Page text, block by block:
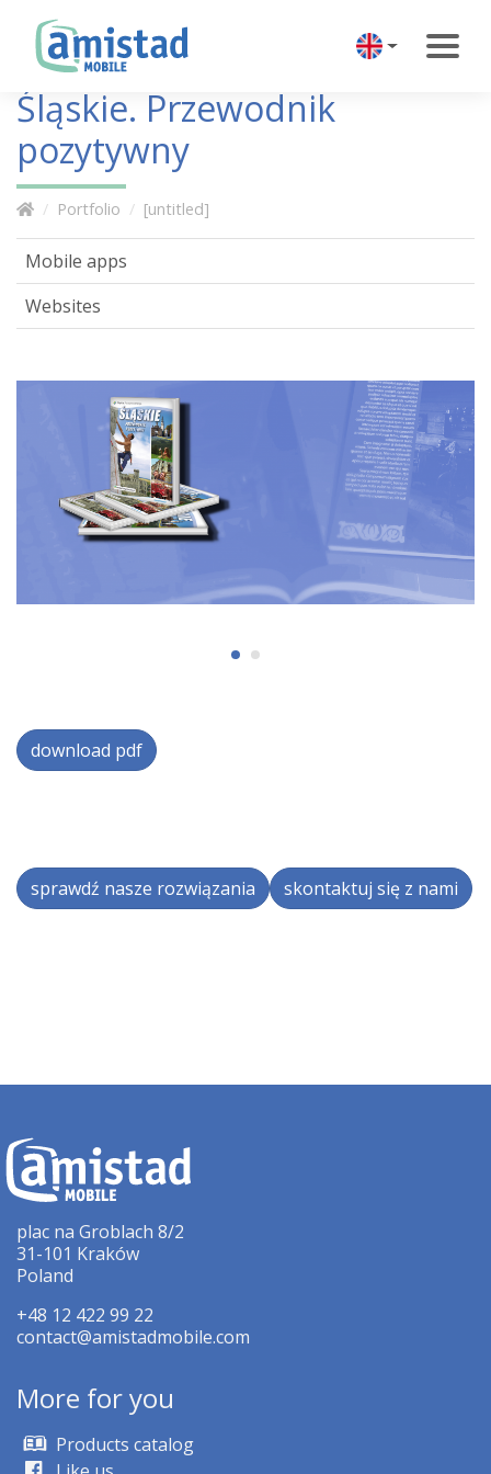
Śląskie. Przewodnik
pozytywny
Portfolio [untitled]
download pdf
sprawdź nasze rozwiązania skontaktuj się z nami
Mobile apps
Websites
plac na Groblach 8/2
31-101 Kraków
Poland
+48 12 422 99 22
contact@amistadmobile.com
More for you
Products catalog